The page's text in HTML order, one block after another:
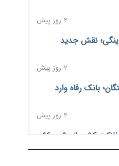
۲ روز پیش
نقش جدید
۲ روز پیش
بانک رفاه وارد
۲ روز پیش
فشار اقتصادی در مسیر صعود؛ شاخص فلاکت کشور از ۹۰ به ۹۶